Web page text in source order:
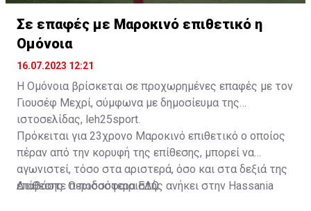
Σε επαφές με Μαροκινό επιθετικό η
Ομόνοια
16.07.2023 12:21
Η Ομόνοια βρίσκεται σε προχωρημένες επαφές με τον
Γιουσέφ Μεχρί, σύμφωνα με δημοσίευμα της
ιστοσελίδας, leh25sport.
Πρόκειται για 23χρονο Μαροκινό επιθετικό ο οποίος
πέραν από την κορυφή της επίθεσης, μπορεί να
αγωνιστεί, τόσο στα αριστερά, όσο και στα δεξιά της
επίθεσης. Ο ποδοσφαιριστής ανήκει στην Hassania
Διαβάστε περισσότεραΕΔΩ.